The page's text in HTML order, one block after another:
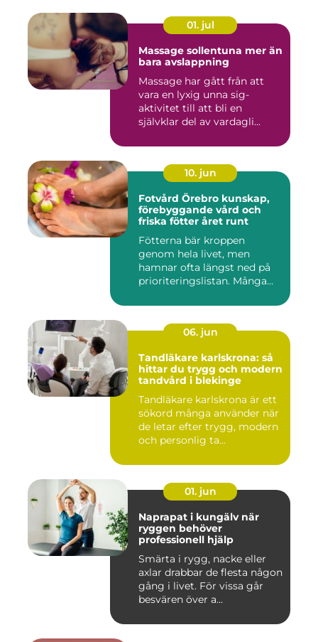
01. jul
Massage sollentuna mer än
bara avslappning
Massage har gått från att
vara en lyxig unna sig-
aktivitet till att bli en
självklar del av vardagli...
10. jun
Fotvård Örebro kunskap,
förebyggande vård och
friska fötter året runt
Fötterna bär kroppen
genom hela livet, men
hamnar ofta längst ned på
prioriteringslistan. Många
06. jun
Tandläkare karlskrona: så
hittar du trygg och modern
tandvård i blekinge
Tandläkare karlskrona är ett
sökord många använder när
de letar efter trygg, modern
och personlig ta...
01. jun
Naprapat i kungälv när
ryggen behöver
professionell hjälp
Smärta i rygg, nacke eller
axlar drabbar de flesta någon
gång i livet. För vissa går
besvären över a...